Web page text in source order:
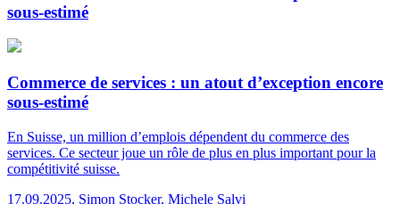
sous-estimé
Commerce de services : un atout d’exception encore
sous-estimé
En Suisse, un million d’emplois dépendent du commerce des
services. Ce secteur joue un rôle de plus en plus important pour la
compétitivité suisse.
17.09.2025, Simon Stocker, Michele Salvi